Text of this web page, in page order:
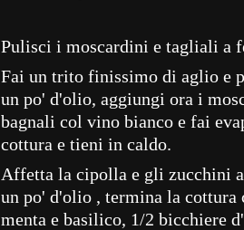
Pulisci i moscardini e tagliali a
Fai un trito finissimo di aglio e
un po' d'olio, aggiungi ora i
bagnali col vino bianco e fai
cottura e tieni in caldo.
Affetta la cipolla e gli zucchini
un po' d'olio , termina la cottura
menta e basilico, 1/2 bicchiere